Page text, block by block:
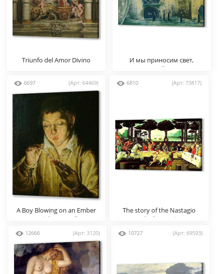
Triunfo del Amor Divino
И мы приносим свет,
Николай Рерих
6697 (Арт: 64469)
A Boy Blowing on an Ember
to Light a Candle
6810 (Арт: 73817)
The story of the Nastagio
degli Onesti
12666 (Арт: 3120) 10727 (Арт: 69593)